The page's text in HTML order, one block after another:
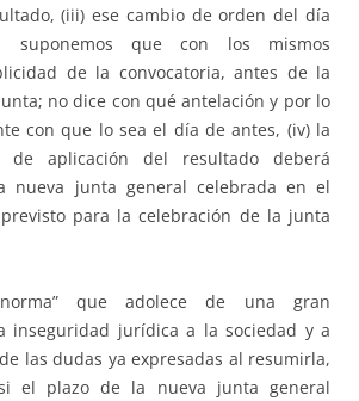
(iii) ese cambio de orden del día
suponemos que con los mismos
de la convocatoria, antes de la
no dice con qué antelación y por lo
con que lo sea el día de antes, (iv) la
de aplicación del resultado deberá
nueva junta general celebrada en el
para la celebración de la junta
que adolece de una gran
inseguridad jurídica a la sociedad y a
las dudas ya expresadas al resumirla,
el plazo de la nueva junta general